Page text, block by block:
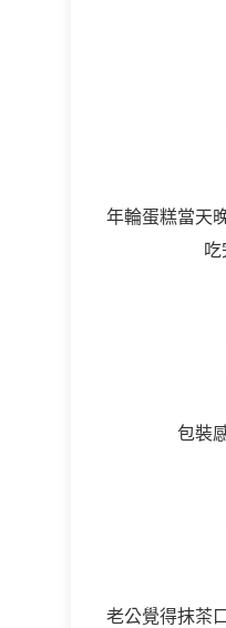
年輪蛋糕當天
吃
包裝
老公覺得抹茶